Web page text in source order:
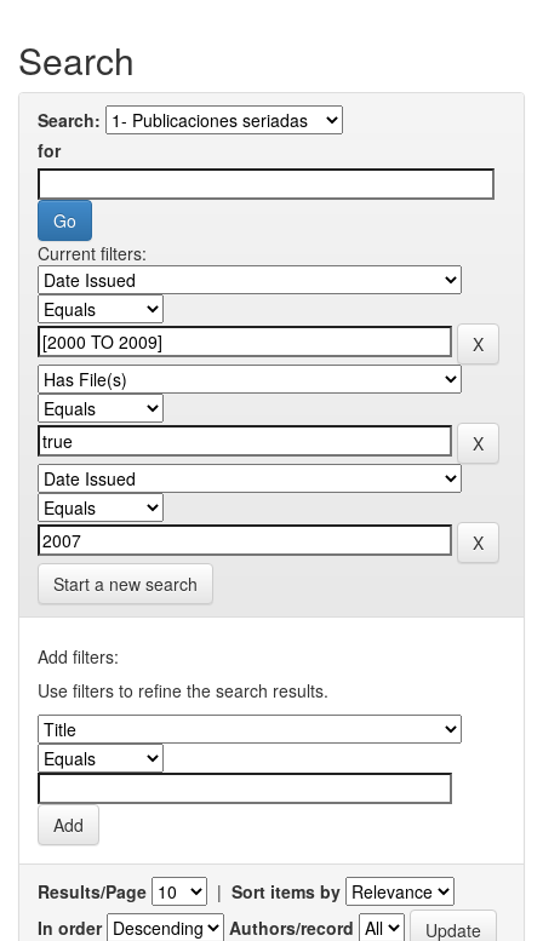
Search
Search:
for
Current filters:
Start a new search
Add filters:
Use filters to refine the search results.
Results/Page | Sort items by
In order
Authors/record